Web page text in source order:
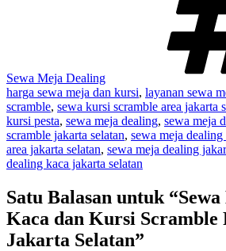
Sewa Meja Dealing
harga sewa meja dan kursi, layanan sewa
scramble, sewa kursi scramble area jakarta
kursi pesta, sewa meja dealing, sewa meja
scramble jakarta selatan, sewa meja
area jakarta selatan, sewa meja dealing
dealing kaca jakarta selatan
Satu Balasan untuk
Kaca dan Kursi Scramble
Jakarta Selatan”